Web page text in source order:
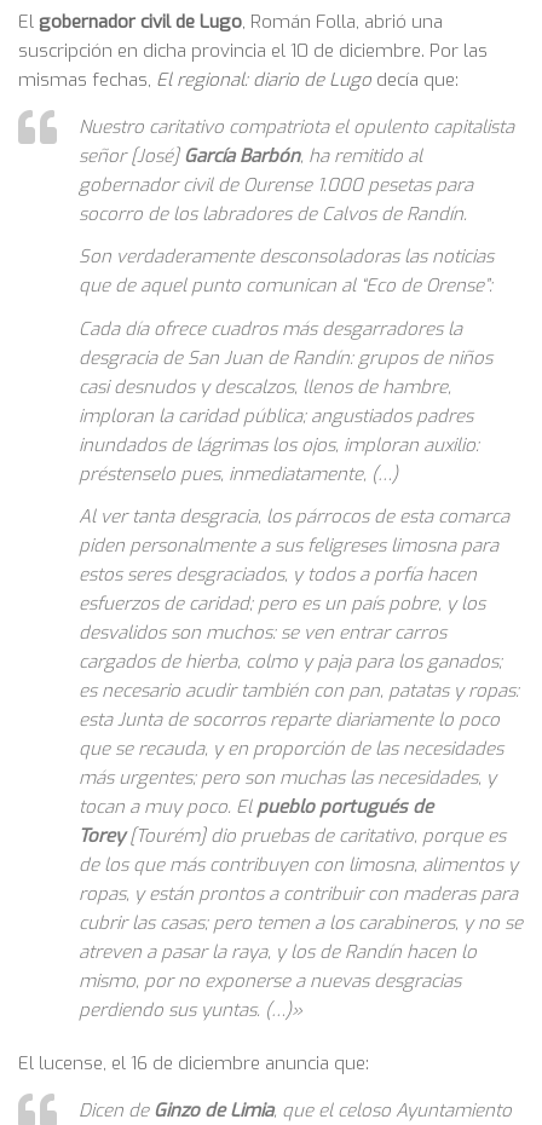
El gobernador civil de Lugo, Román Folla, abrió una
suscripción en dicha provincia el 10 de diciembre. Por las
mismas fechas, El regional: diario de Lugo decía que:
Nuestro caritativo compatriota el opulento capitalista
señor [José] García Barbón, ha remitido al
gobernador civil de Ourense 1.000 pesetas para
socorro de los labradores de Calvos de Randín.
Son verdaderamente desconsoladoras las noticias
que de aquel punto comunican al “Eco de Orense”:
Cada día ofrece cuadros más desgarradores la
desgracia de San Juan de Randín: grupos de niños
casi desnudos y descalzos, llenos de hambre,
imploran la caridad pública; angustiados padres
inundados de lágrimas los ojos, imploran auxilio:
préstenselo pues, inmediatamente, (…)
Al ver tanta desgracia, los párrocos de esta comarca
piden personalmente a sus feligreses limosna para
estos seres desgraciados, y todos a porfía hacen
esfuerzos de caridad; pero es un país pobre, y los
desvalidos son muchos: se ven entrar carros
cargados de hierba, colmo y paja para los ganados;
es necesario acudir también con pan, patatas y ropas:
esta Junta de socorros reparte diariamente lo poco
que se recauda, y en proporción de las necesidades
más urgentes; pero son muchas las necesidades, y
tocan a muy poco. El pueblo portugués de
Torey[Tourém] dio pruebas de caritativo, porque es
de los que más contribuyen con limosna, alimentos y
ropas, y están prontos a contribuir con maderas para
cubrir las casas; pero temen a los carabineros, y no se
atreven a pasar la raya, y los de Randín hacen lo
mismo, por no exponerse a nuevas desgracias
perdiendo sus yuntas. (…)»
El lucense, el 16 de diciembre anuncia que:
Dicen de Ginzo de Limia, que el celoso Ayuntamiento